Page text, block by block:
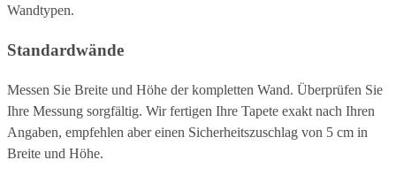
Wandtypen.
Standardwände
Messen Sie Breite und Höhe der kompletten Wand. Überprüfen Sie
Ihre Messung sorgfältig. Wir fertigen Ihre Tapete exakt nach Ihren
Angaben, empfehlen aber einen Sicherheitszuschlag von 5 cm in
Breite und Höhe.